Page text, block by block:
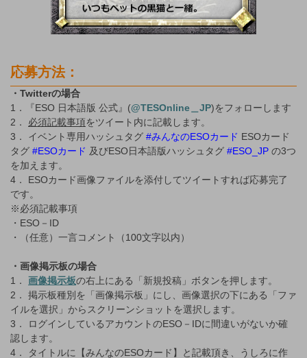
応募方法：
・Twitterの場合
1．『ESO 日本語版 公式』(@TESOnline＿JP)をフォローします
2． 必須記載事項をツイート内に記載します。
3． イベント専用ハッシュタグ #みんなのESOカード ESOカード
タグ #ESOカード 及びESO日本語版ハッシュタグ #ESO_JP の3つ
を加えます。
4． ESOカード画像ファイルを添付してツイートすれば応募完了
です。
※必須記載事項
・ESO－ID
・（任意）一言コメント（100文字以内）
・画像掲示板の場合
1． 画像掲示板の右上にある「新規投稿」ボタンを押します。
2． 掲示板種別を「画像掲示板」にし、画像選択の下にある「ファ
イルを選択」からスクリーンショットを選択します。
3． ログインしているアカウントのESO－IDに間違いがないか確
認します。
4． タイトルに【みんなのESOカード】と記載頂き、うしろに作